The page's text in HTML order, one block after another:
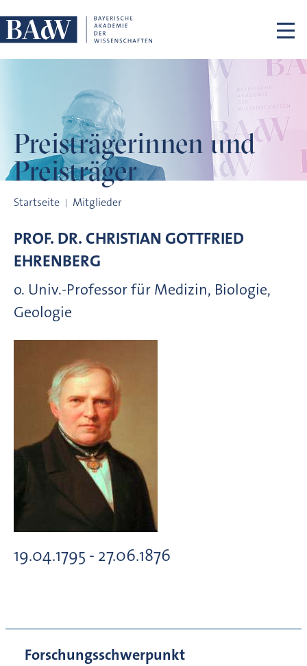
Preisträgerinnen und
Preisträger
Startseite Mitglieder
PROF. DR. CHRISTIAN GOTTFRIED
EHRENBERG
o. Univ.-Professor für Medizin, Biologie,
Geologie
19.04.1795 - 27.06.1876
Forschungsschwerpunkt